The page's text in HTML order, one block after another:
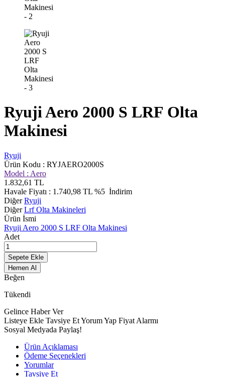
Ryuji Aero 2000 S LRF Olta
Makinesi
Ryuji
Ürün Kodu : RYJAERO2000S
Model : Aero
1.832,61 TL
Havale Fiyatı : 1.740,98 TL %5 İndirim
DiğerRyuji
DiğerLrf Olta Makineleri
Ürün İsmi
Ryuji Aero 2000 S LRF Olta Makinesi
Adet
Sepete Ekle
Hemen Al
Beğen
Tükendi
Gelince Haber Ver
Listeye Ekle Tavsiye EtYorum Yap Fiyat Alarmı
Sosyal Medyada Paylaş!
Ürün Açıklaması
Ödeme Seçenekleri
Yorumlar
Tavsiye Et